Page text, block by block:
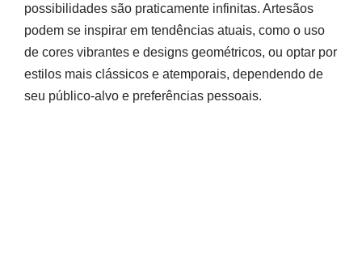
possibilidades são praticamente infinitas. Artesãos
podem se inspirar em tendências atuais, como o uso
de cores vibrantes e designs geométricos, ou optar por
estilos mais clássicos e atemporais, dependendo de
seu público-alvo e preferências pessoais.